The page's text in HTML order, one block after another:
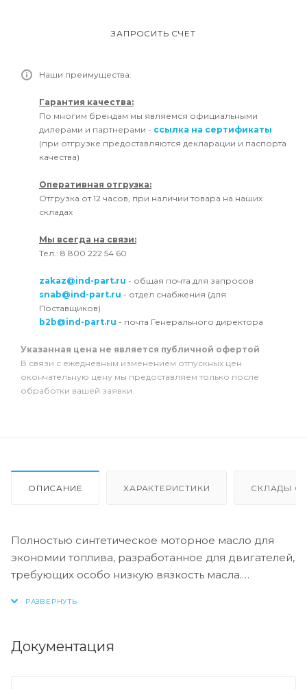
ЗАПРОСИТЬ СЧЕТ
Наши преимущества:
Гарантия качества:
По многим брендам мы являемся официальными
дилерами и партнерами - ссылка на сертификаты
(при отгрузке предоставляются декларации и паспорта
качества)
Оперативная отгрузка:
Отгрузка от 12 часов, при наличии товара на наших
складах
Мы всегда на связи:
Тел.: 8 800 222 54 60
zakaz@ind-part.ru - общая почта для запросов
snab@ind-part.ru - отдел снабжения (для
Поставщиков)
b2b@ind-part.ru - почта Генерального директора
Указанная цена не является публичной офертой
В связи с ежедневным изменением отпускных цен
окончательную цену мы предоставляем только после
обработки вашей заявки.
ОПИСАНИЕ ХАРАКТЕРИСТИКИ СКЛАДЫ
Полностью синтетическое моторное масло для
экономии топлива, разработанное для двигателей,
требующих особо низкую вязкость масла.
низкая вязкость снижает внутреннее трение в
Документация